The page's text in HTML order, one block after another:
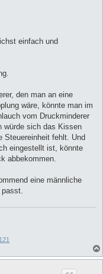
einfach und
den man an eine
wäre, könnte man im
vom Druckminderer
würde sich das Kissen
Steuereinheit fehlt. Und
eingestellt ist, könnte
abbekommen.
eine männliche
passt.